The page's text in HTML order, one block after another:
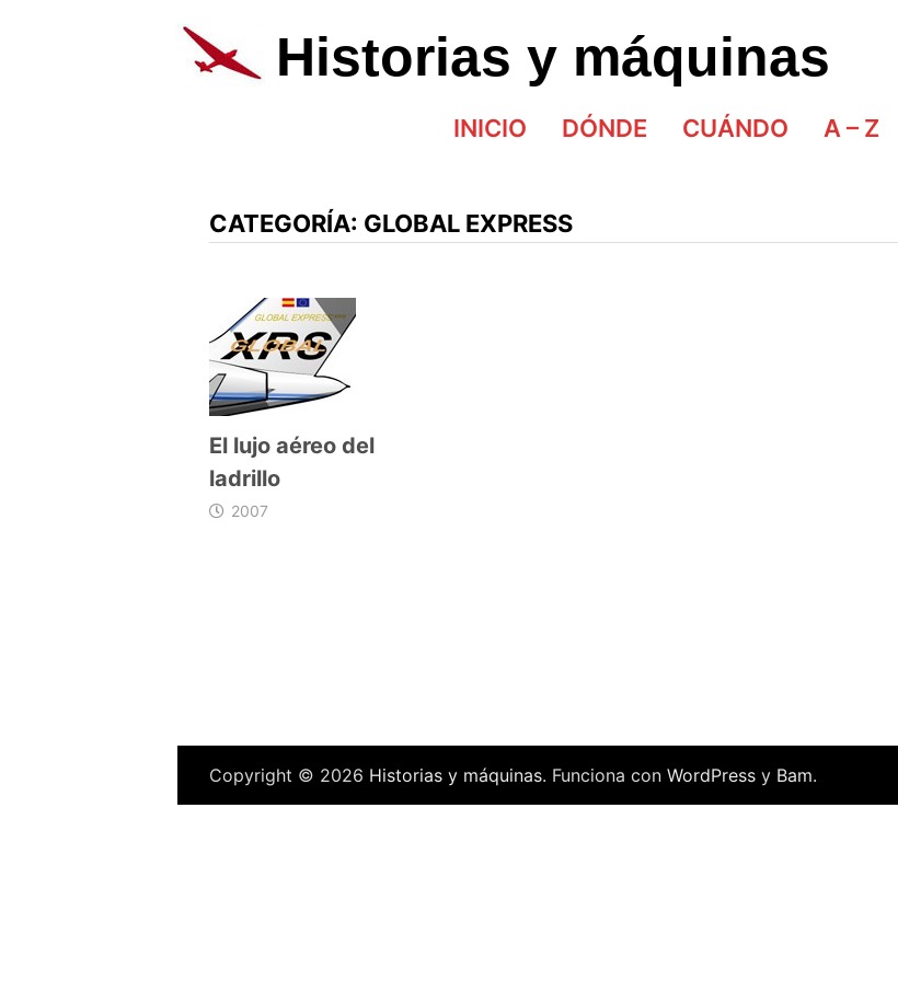
al
contenidoHistorias y máquinas
INICIO DÓNDE CUÁNDO A – Z
CATEGORÍA: GLOBAL EXPRESS
El lujo aéreo del
ladrillo
2007
Copyright © 2026 Historias y máquinas. Funciona con WordPressy Bam.